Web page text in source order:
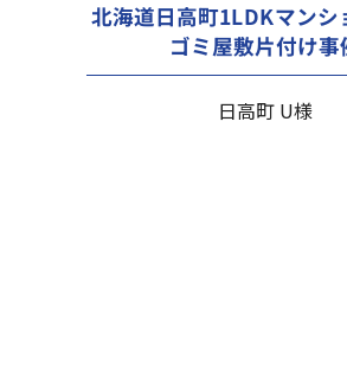
北海道日高町1LDKマンシ
ゴミ屋敷片付け事
日高町 U様